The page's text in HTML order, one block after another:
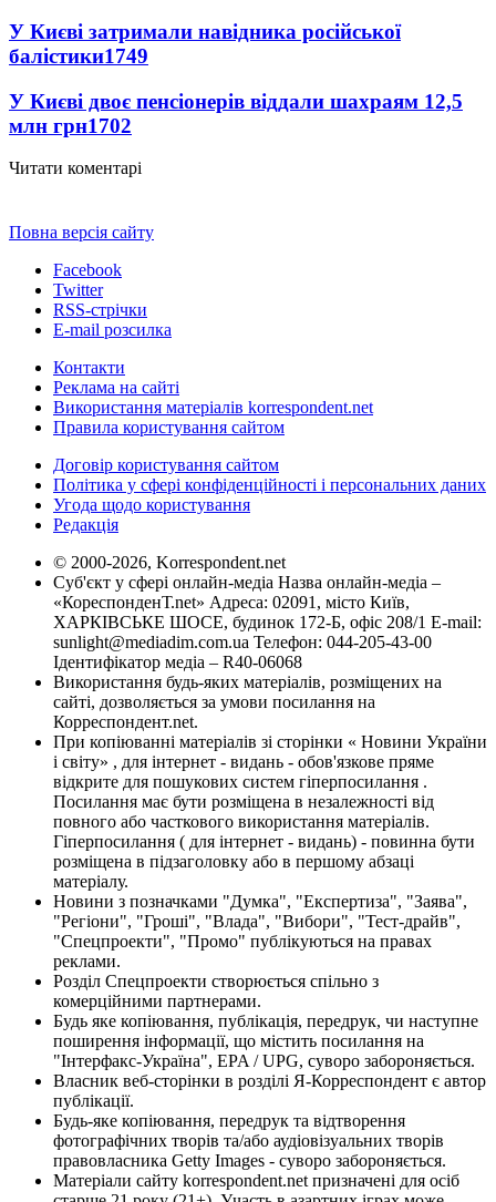
У Києві затримали навідника російської
балістики1749
У Києві двоє пенсіонерів віддали шахраям 12,5
млн грн1702
Читати коментарі
Повна версія сайту
Facebook
Twitter
RSS-стрічки
E-mail розсилка
Контакти
Реклама на сайті
Використання матеріалів korrespondent.net
Правила користування сайтом
Договір користування сайтом
Політика у сфері конфіденційності і персональних даних
Угода щодо користування
Редакція
© 2000-2026, Korrespondent.net
Суб'єкт у сфері онлайн-медіа Назва онлайн-медіа –
«КореспонденТ.net» Адреса: 02091, місто Київ,
ХАРКІВСЬКЕ ШОСЕ, будинок 172-Б, офіс 208/1 E-mail:
sunlight@mediadim.com.ua Телефон: 044-205-43-00
Ідентифікатор медіа – R40-06068
Використання будь-яких матеріалів, розміщених на
сайті, дозволяється за умови посилання на
Корреспондент.net.
При копіюванні матеріалів зі сторінки « Новини України
і світу» , для інтернет - видань - обов'язкове пряме
відкрите для пошукових систем гіперпосилання .
Посилання має бути розміщена в незалежності від
повного або часткового використання матеріалів.
Гіперпосилання ( для інтернет - видань) - повинна бути
розміщена в підзаголовку або в першому абзаці
матеріалу.
Новини з позначками "Думка", "Експертиза", "Заява",
"Регіони", "Гроші", "Влада", "Вибори", "Тест-драйв",
"Спецпроекти", "Промо" публікуються на правах
реклами.
Розділ Спецпроекти створюється спільно з
комерційними партнерами.
Будь яке копіювання, публікація, передрук, чи наступне
поширення інформації, що містить посилання на
"Інтерфакс-Україна", EPA / UPG, суворо забороняється.
Власник веб-сторінки в розділі Я-Корреспондент є автор
публікації.
Будь-яке копіювання, передрук та відтворення
фотографічних творів та/або аудіовізуальних творів
правовласника Getty Images - суворо забороняється.
Матеріали сайту korrespondent.net призначені для осіб